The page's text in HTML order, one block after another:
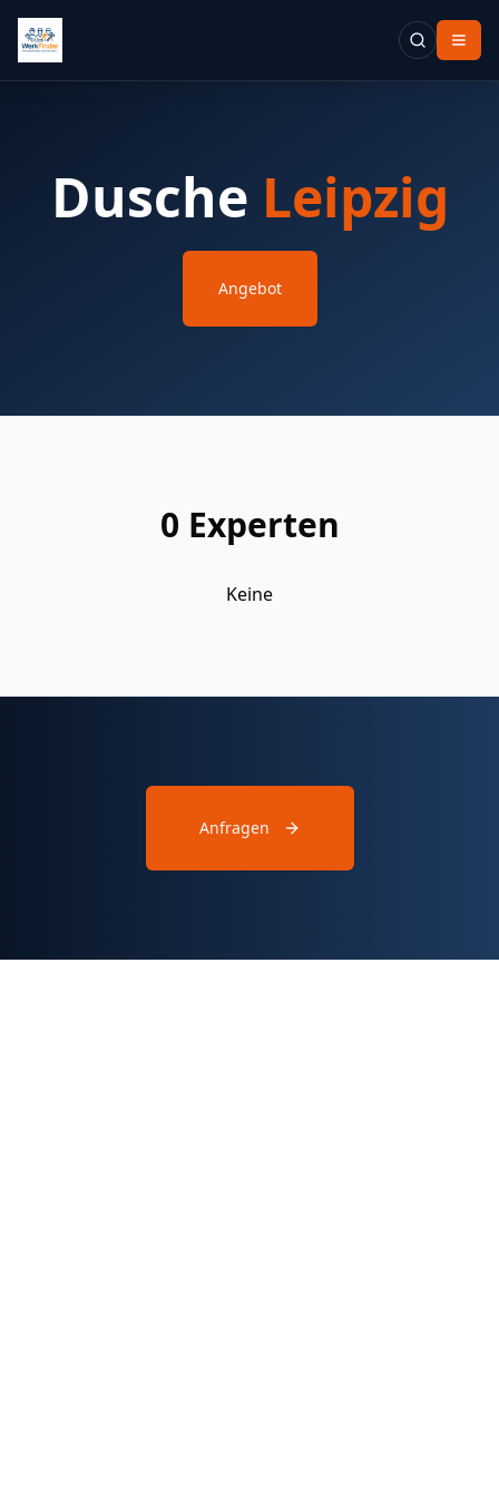
Dusche Leipzig
Angebot
0 Experten
Keine
Anfragen